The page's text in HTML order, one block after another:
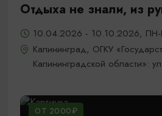
Отдыха не знали, из
10.04.2026 - 10.10.2026,
Калининград, ОГКУ
Калининградской области»:
ОТ 2000₽